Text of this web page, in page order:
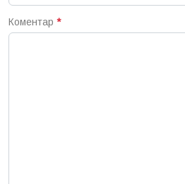
Коментар *